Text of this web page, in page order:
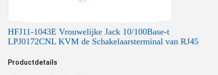
HFJ11-1043E Vrouwelijke Jack 10/100Base-t
LPJ0172CNL KVM de Schakelaarsterminal van RJ45
Productdetails